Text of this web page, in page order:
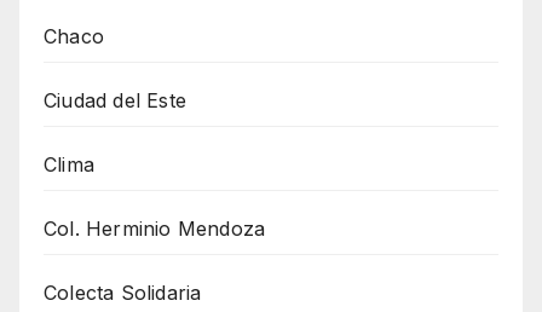
Chaco
Ciudad del Este
Clima
Col. Herminio Mendoza
Colecta Solidaria